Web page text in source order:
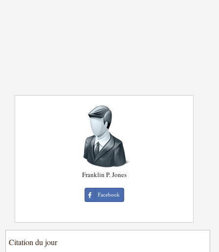
Franklin P. Jones
Facebook
Citation du jour